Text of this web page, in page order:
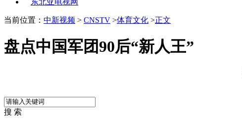
东北亚电视网
当前位置： 中新视频 > CNSTV >体育文化 >正文
盘点中国军团90后“新人王”
搜 索